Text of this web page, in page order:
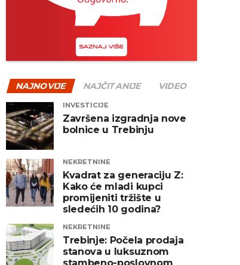
NAJNOVIJE NAJČITANIJE VIDEO
INVESTICIJE
Završena izgradnja nove
bolnice u Trebinju
NEKRETNINE
Kvadrat za generaciju Z:
Kako će mladi kupci
promijeniti tržište u
sledećih 10 godina?
NEKRETNINE
Trebinje: Počela prodaja
stanova u luksuznom